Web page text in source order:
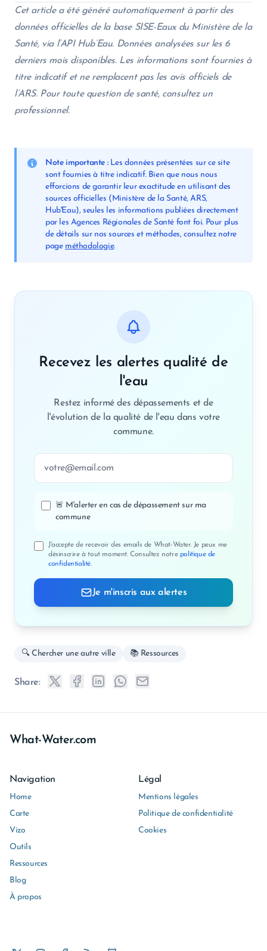
Cet article a été généré automatiquement à partir des
données officielles de la base SISE-Eaux du Ministère de la
Santé, via l’API Hub’Eau. Données analysées sur les 6
derniers mois disponibles. Les informations sont fournies à
titre indicatif et ne remplacent pas les avis officiels de
l’ARS. Pour toute question de santé, consultez un
professionnel.
Note importante :Les données présentées sur ce site
sont fournies à titre indicatif. Bien que nous nous
efforcions de garantir leur exactitude en utilisant des
sources officielles (Ministère de la Santé, ARS,
Hub'Eau), seules les informations publiées directement
par les Agences Régionales de Santé font foi. Pour plus
de détails sur nos sources et méthodes, consultez notre
page méthodologie.
Recevez les alertes qualité de
l'eau
Restez informé des dépassements et de
l'évolution de la qualité de l'eau dans votre
commune.
🚨 M'alerter en cas de dépassement sur ma
commune
J'accepte de recevoir des emails de What-Water. Je peux me
désinscrire à tout moment. Consultez notre politique de
confidentialité.
Je m'inscris aux alertes
🔍 Chercher une autre ville 📚 Ressources
Share:
What-Water.com
Navigation
Home
Carte
Vizo
Outils
Ressources
Blog
À propos
Légal
Mentions légales
Politique de confidentialité
Cookies